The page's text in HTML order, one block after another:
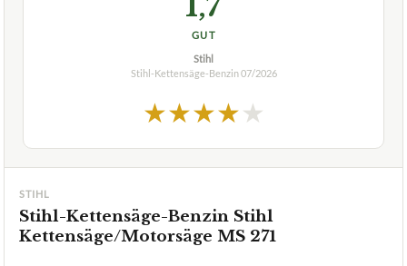
GUT
Stihl
Stihl-Kettensäge-Benzin07/2026
★★★★★
STIHL
Stihl-Kettensäge-Benzin Stihl
Kettensäge/Motorsäge MS 271